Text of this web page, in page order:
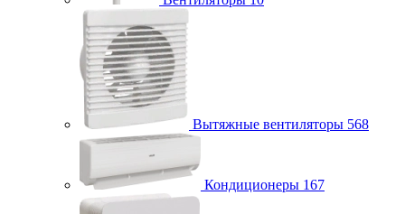
Вытяжные вентиляторы 568
Кондиционеры 167